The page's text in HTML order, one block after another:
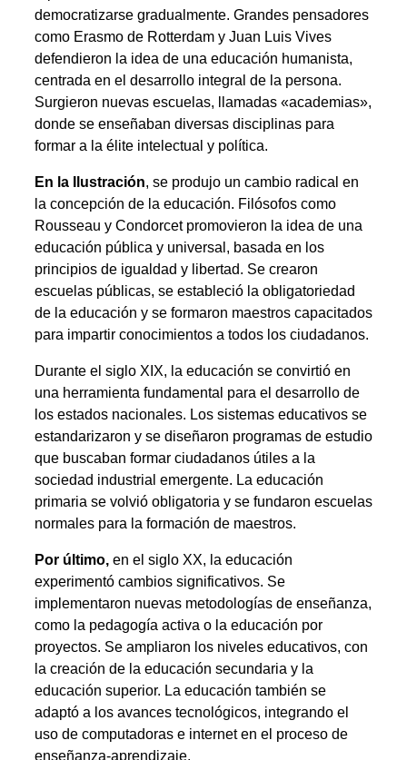
democratizarse gradualmente. Grandes pensadores
como Erasmo de Rotterdam y Juan Luis Vives
defendieron la idea de una educación humanista,
centrada en el desarrollo integral de la persona.
Surgieron nuevas escuelas, llamadas «academias»,
donde se enseñaban diversas disciplinas para
formar a la élite intelectual y política.
En la Ilustración, se produjo un cambio radical en
la concepción de la educación. Filósofos como
Rousseau y Condorcet promovieron la idea de una
educación pública y universal, basada en los
principios de igualdad y libertad. Se crearon
escuelas públicas, se estableció la obligatoriedad
de la educación y se formaron maestros capacitados
para impartir conocimientos a todos los ciudadanos.
Durante el siglo XIX, la educación se convirtió en
una herramienta fundamental para el desarrollo de
los estados nacionales. Los sistemas educativos se
estandarizaron y se diseñaron programas de estudio
que buscaban formar ciudadanos útiles a la
sociedad industrial emergente. La educación
primaria se volvió obligatoria y se fundaron escuelas
normales para la formación de maestros.
Por último, en el siglo XX, la educación
experimentó cambios significativos. Se
implementaron nuevas metodologías de enseñanza,
como la pedagogía activa o la educación por
proyectos. Se ampliaron los niveles educativos, con
la creación de la educación secundaria y la
educación superior. La educación también se
adaptó a los avances tecnológicos, integrando el
uso de computadoras e internet en el proceso de
enseñanza-aprendizaje.